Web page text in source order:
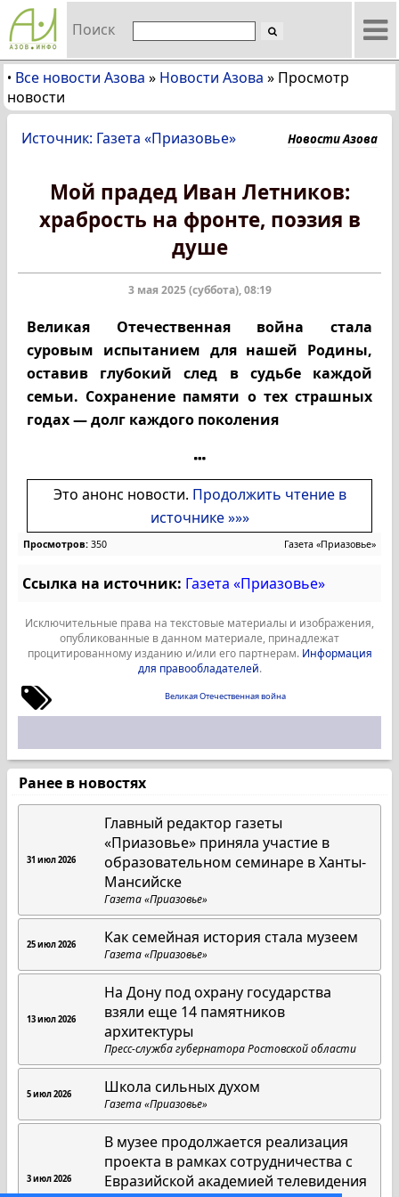
Поиск
• Все новости Азова » Новости Азова » Просмотр
новости
Источник: Газета «Приазовье» Новости Азова
Мой прадед Иван Летников:
храбрость на фронте, поэзия в
душе
3 мая 2025 (суббота), 08:19
Великая Отечественная война стала
суровым испытанием для нашей Родины,
оставив глубокий след в судьбе каждой
семьи. Сохранение памяти о тех страшных
годах — долг каждого поколения
Это анонс новости. Продолжить чтение в
источнике »»»
Просмотров: 350 Газета «Приазовье»
Ссылка на источник: Газета «Приазовье»
Исключительные права на текстовые материалы и изображения,
опубликованные в данном материале, принадлежат
процитированному изданию и/или его партнерам. Информация
для правообладателей.
Великая Отечественная война
Ранее в новостях
31 июл 2026
Главный редактор газеты
«Приазовье» приняла участие в
образовательном семинаре в Ханты-
Мансийске
Газета «Приазовье»
25 июл 2026 Как семейная история стала музеем
Газета «Приазовье»
13 июл 2026
На Дону под охрану государства
взяли еще 14 памятников
архитектуры
Пресс-служба губернатора Ростовской области
5 июл 2026 Школа сильных духом
Газета «Приазовье»
3 июл 2026
В музее продолжается реализация
проекта в рамках сотрудничества с
Евразийской академией телевидения